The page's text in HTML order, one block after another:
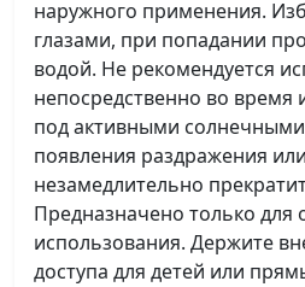
наружного применения.
глазами, при попадании
водой. Не рекомендуется
непосредственно во время
под активными
появления раздражения
незамедлительно
Предназначено только для
использования. Держите
доступа для детей или